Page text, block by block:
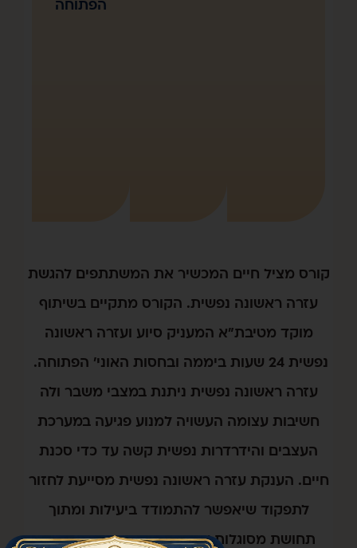
המכשיר את המשתתפים להגשת
הקורס מתקיים בשיתוף
המעניק סיוע ועזרה ראשונה
שעות ביממה ובחסות האוני' הפתוחה.
ניתנת במצבי משבר ולה
העשויה למנוע פגיעה במערכת
נפשית קשה עד כדי סכנת
ראשונה נפשית מסייעת לחזור
להתמודד ביעילות ומתוך
עם קשיים. משתתפי הקורס